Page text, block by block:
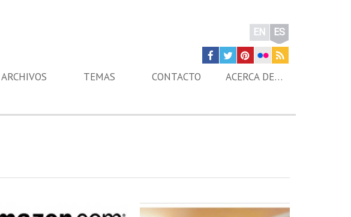
EN ES
ARCHIVOS TEMAS CONTACTO ACERCA DE…